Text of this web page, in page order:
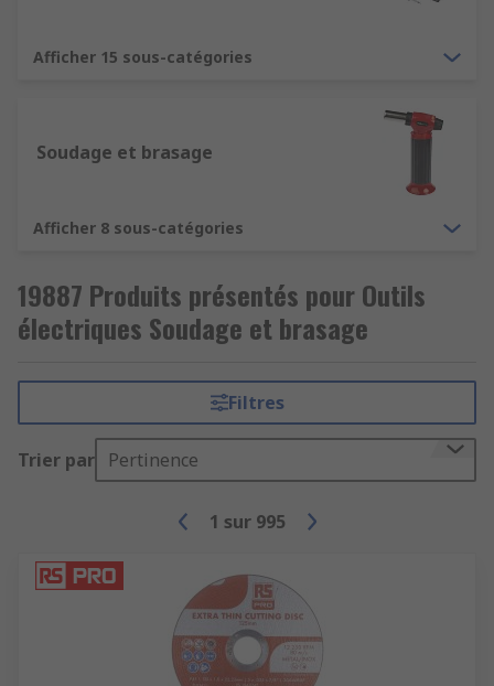
Afficher 15 sous-catégories
Soudage et brasage
Afficher 8 sous-catégories
19887 Produits présentés pour Outils
électriques Soudage et brasage
Filtres
Trier par Pertinence
1 sur 995